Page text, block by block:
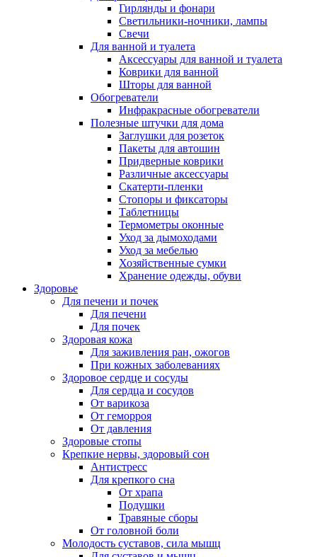
Гирлянды и фонари
Светильники-ночники, лампы
Свечи
Для ванной и туалета
Аксессуары для ванной и туалета
Коврики для ванной
Шторы для ванной
Обогреватели
Инфракрасные обогреватели
Полезные штучки для дома
Заглушки для розеток
Пакеты для автошин
Придверные коврики
Различные аксессуары
Скатерти-пленки
Стопоры и фиксаторы
Таблетницы
Термометры оконные
Уход за дымоходами
Уход за мебелью
Хозяйственные сумки
Хранение одежды, обуви
Здоровье
Для печени и почек
Для печени
Для почек
Здоровая кожа
Для заживления ран, ожогов
При кожных заболеваниях
Здоровое сердце и сосуды
Для сердца и сосудов
От варикоза
От геморроя
От давления
Здоровые стопы
Крепкие нервы, здоровый сон
Антистресс
Для крепкого сна
От храпа
Подушки
Травяные сборы
От головной боли
Молодость суставов, сила мышц